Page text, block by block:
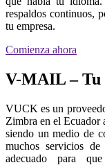
respaldos continuos,
tu empresa.
Comienza ahora
V-MAIL – Tu
VUCK es un
Zimbra en el Ecuador
siendo un medio de
muchos servicios
adecuado para